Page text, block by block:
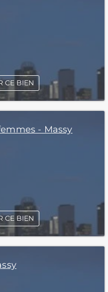
CE BIEN
- Massy
CE BIEN